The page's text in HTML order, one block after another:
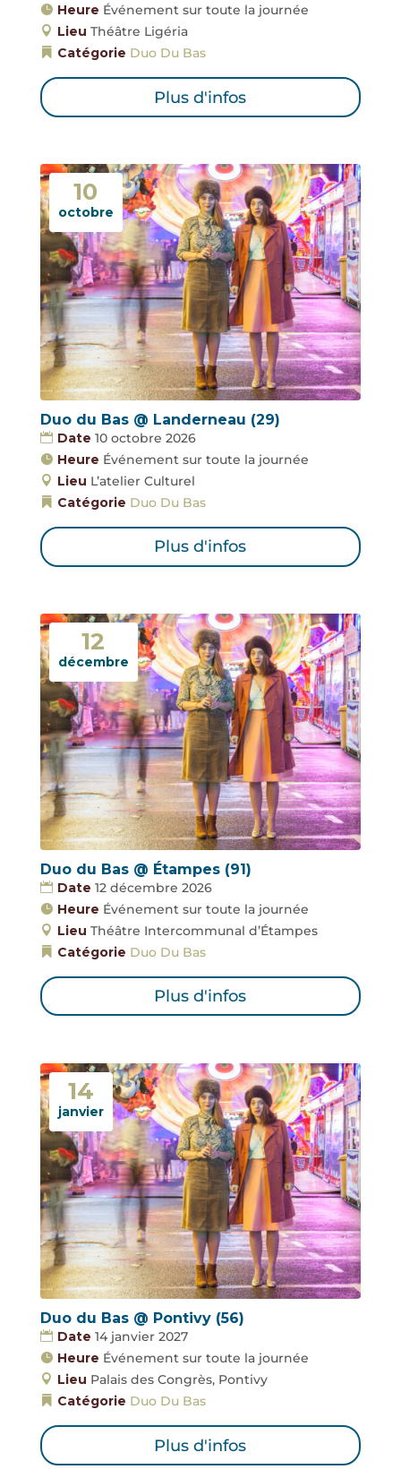
Heure Événement sur toute la journée
Lieu Théâtre Ligéria
Catégorie Duo Du Bas
Plus d'infos
10
octobre
Duo du Bas @ Landerneau (29)
Date 10 octobre 2026
Heure Événement sur toute la journée
Lieu L’atelier Culturel
Catégorie Duo Du Bas
Plus d'infos
12
décembre
Duo du Bas @ Étampes (91)
Date 12 décembre 2026
Heure Événement sur toute la journée
Lieu Théâtre Intercommunal d’Étampes
Catégorie Duo Du Bas
Plus d'infos
14
janvier
Duo du Bas @ Pontivy (56)
Date 14 janvier 2027
Heure Événement sur toute la journée
Lieu Palais des Congrès, Pontivy
Catégorie Duo Du Bas
Plus d'infos